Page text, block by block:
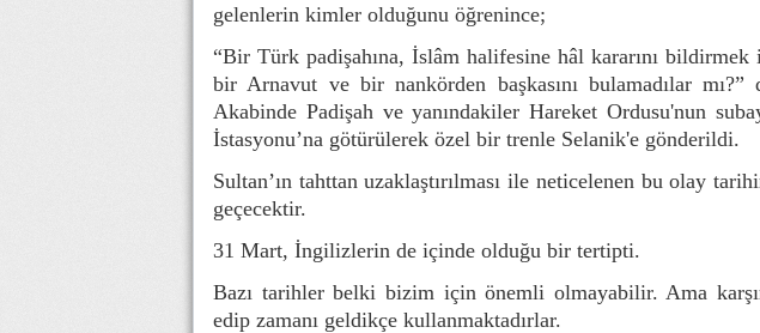
gelenlerin kimler olduğunu öğrenince;
“Bir Türk padişahına, İslâm halifesine hâl kararını
bir Arnavut ve bir nankörden başkasını bulamadılar mı?”
Akabinde Padişah ve yanındakiler Hareket Ordusu'nun
İstasyonu’na götürülerek özel bir trenle Selanik'e gönderildi.
Sultan’ın tahttan uzaklaştırılması ile neticelenen bu olay
geçecektir.
31 Mart, İngilizlerin de içinde olduğu bir tertipti.
Bazı tarihler belki bizim için önemli olmayabilir. Ama
edip zamanı geldikçe kullanmaktadırlar.